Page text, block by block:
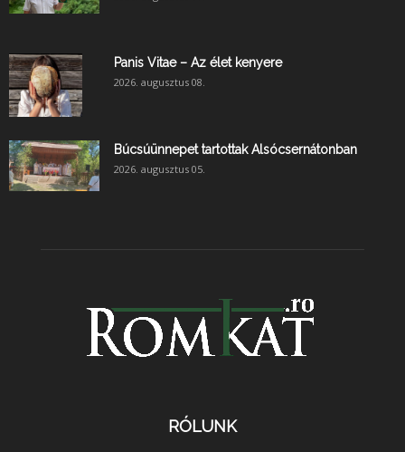
Panis Vitae – Az élet kenyere
2026. augusztus 08.
Búcsúünnepet tartottak Alsócsernátonban
2026. augusztus 05.
RÓLUNK